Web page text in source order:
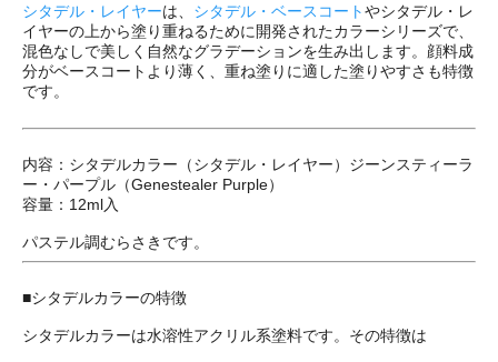
シタデル・レイヤーは、 シタデル・ベースコートやシタデル・レ
イヤーの上から塗り重ねるために開発されたカラーシリーズで、
混色なしで美しく自然なグラデーションを生み出します。顔料成
分がベースコートより薄く、重ね塗りに適した塗りやすさも特徴
です。
内容：シタデルカラー（シタデル・レイヤー）ジーンスティーラ
ー・パープル（Genestealer Purple）
容量：12ml入
パステル調むらさきです。
■シタデルカラーの特徴
シタデルカラーは水溶性アクリル系塗料です。その特徴は